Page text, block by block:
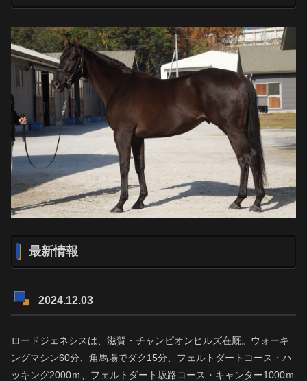
最新情報
2024.12.03
ロードジェネシスは、滋賀・チャンピオンヒルズ在厩。ウォーキ
ングマシン60分、角馬場でダク15分、フェルトダートコース・ハ
ッキング2000ｍ、フェルトダート坂路コース・キャンター1000ｍ